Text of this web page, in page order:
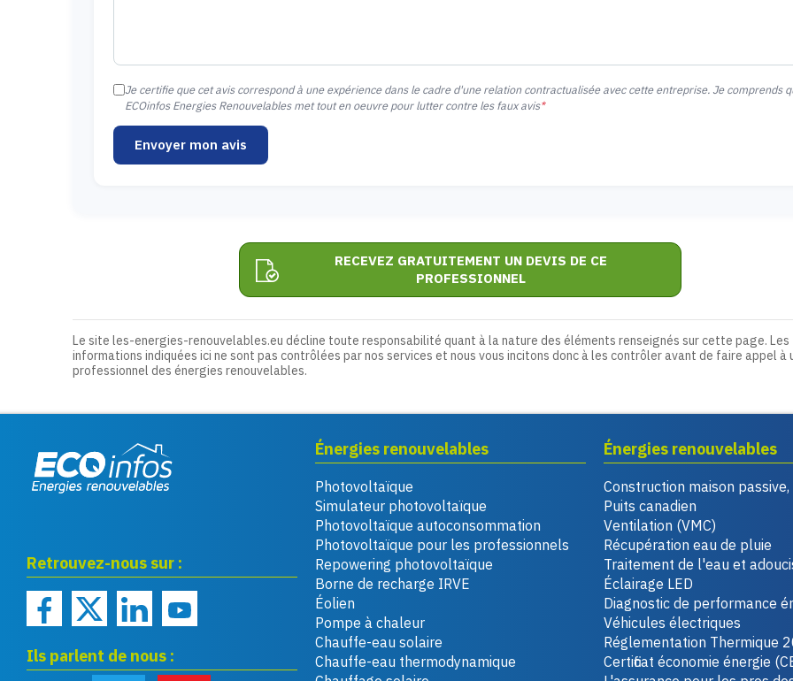
Je certifie que cet avis correspond à une expérience dans le cadre d'une relation contractualisée avec cette entreprise. Je comprends
ECOinfos Energies Renouvelables met tout en oeuvre pour lutter contre les faux avis*
Envoyer mon avis
RECEVEZ GRATUITEMENT UN DEVIS DE CE
PROFESSIONNEL
Le site les-energies-renouvelables.eu décline toute responsabilité quant à la nature des éléments renseignés sur cette page. Les
informations indiquées ici ne sont pas contrôlées par nos services et nous vous incitons donc à les contrôler avant de faire appel à
professionnel des énergies renouvelables.
Retrouvez-nous sur :
Ils parlent de nous :
Énergies renouvelables
Photovoltaïque
Simulateur photovoltaïque
Photovoltaïque autoconsommation
Photovoltaïque pour les professionnels
Repowering photovoltaïque
Borne de recharge IRVE
Éolien
Pompe à chaleur
Chauffe-eau solaire
Chauffe-eau thermodynamique
Énergies renouvelables
Construction maison passive,
Puits canadien
Ventilation (VMC)
Récupération eau de pluie
Traitement de l'eau et
Éclairage LED
Diagnostic de performance
Véhicules électriques
Réglementation Thermique
Certificat économie énergie